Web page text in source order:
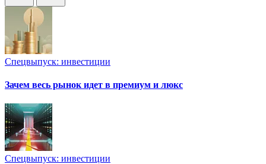
Спецвыпуск: инвестиции
Зачем весь рынок идет в премиум и люкс
Спецвыпуск: инвестиции